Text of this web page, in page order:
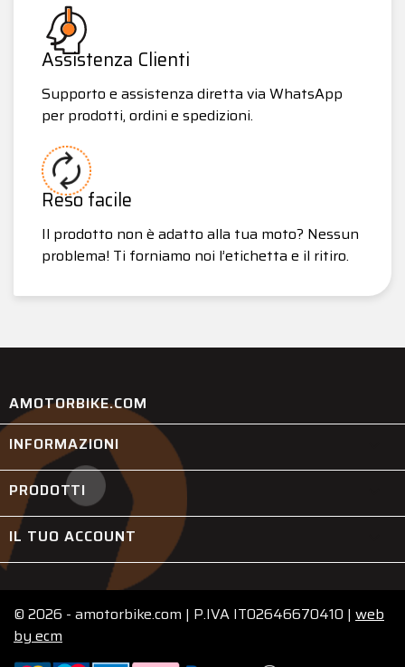
Assistenza Clienti
Supporto e assistenza diretta via WhatsApp
per prodotti, ordini e spedizioni.
Reso facile
Il prodotto non è adatto alla tua moto? Nessun
problema! Ti forniamo noi l’etichetta e il ritiro.
AMOTORBIKE.COM
INFORMAZIONI
PRODOTTI
IL TUO ACCOUNT
© 2026 - amotorbike.com | P.IVA IT02646670410 | web
byecm